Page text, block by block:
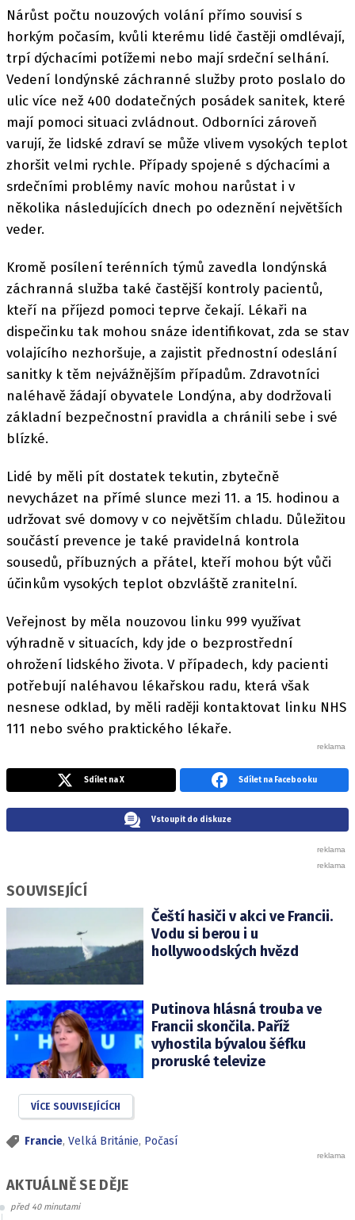
Nárůst počtu nouzových volání přímo souvisí s
horkým počasím, kvůli kterému lidé častěji omdlévají,
trpí dýchacími potížemi nebo mají srdeční selhání.
Vedení londýnské záchranné služby proto poslalo do
ulic více než 400 dodatečných posádek sanitek, které
mají pomoci situaci zvládnout. Odborníci zároveň
varují, že lidské zdraví se může vlivem vysokých teplot
zhoršit velmi rychle. Případy spojené s dýchacími a
srdečními problémy navíc mohou narůstat i v
několika následujících dnech po odeznění největších
veder.
Kromě posílení terénních týmů zavedla londýnská
záchranná služba také častější kontroly pacientů,
kteří na příjezd pomoci teprve čekají. Lékaři na
dispečinku tak mohou snáze identifikovat, zda se stav
volajícího nezhoršuje, a zajistit přednostní odeslání
sanitky k těm nejvážnějším případům. Zdravotníci
naléhavě žádají obyvatele Londýna, aby dodržovali
základní bezpečnostní pravidla a chránili sebe i své
blízké.
Lidé by měli pít dostatek tekutin, zbytečně
nevycházet na přímé slunce mezi 11. a 15. hodinou a
udržovat své domovy v co největším chladu. Důležitou
součástí prevence je také pravidelná kontrola
sousedů, příbuzných a přátel, kteří mohou být vůči
účinkům vysokých teplot obzvláště zranitelní.
Veřejnost by měla nouzovou linku 999 využívat
výhradně v situacích, kdy jde o bezprostřední
ohrožení lidského života. V případech, kdy pacienti
potřebují naléhavou lékařskou radu, která však
nesnese odklad, by měli raději kontaktovat linku NHS
111 nebo svého praktického lékaře.
Sdílet na X Sdílet na Facebooku
Vstoupit do diskuze
SOUVISEJÍCÍ
Čeští hasiči v akci ve Francii.
Vodu si berou i u
hollywoodských hvězd
Putinova hlásná trouba ve
Francii skončila. Paříž
vyhostila bývalou šéfku
proruské televize
VÍCE SOUVISEJÍCÍCH
Francie, Velká Británie, Počasí
AKTUÁLNĚ SE DĚJE
před 40 minutami